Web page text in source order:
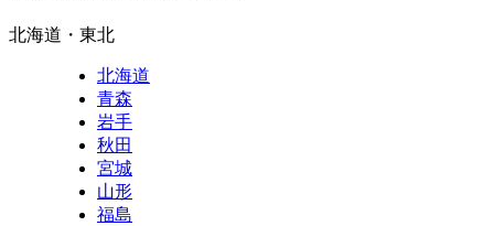
北海道・東北
北海道
青森
岩手
秋田
宮城
山形
福島